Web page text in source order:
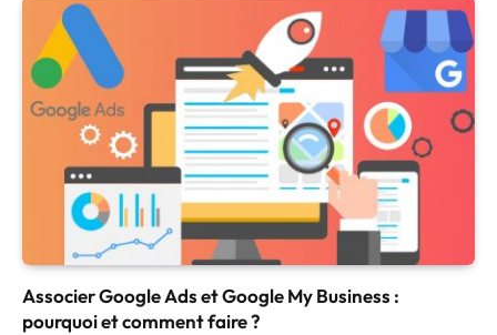
Associer Google Ads et Google My Business :
pourquoi et comment faire ?